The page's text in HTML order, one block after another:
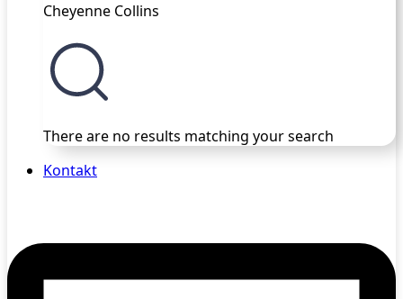
Cheyenne Collins
There are no results matching your search
Kontakt